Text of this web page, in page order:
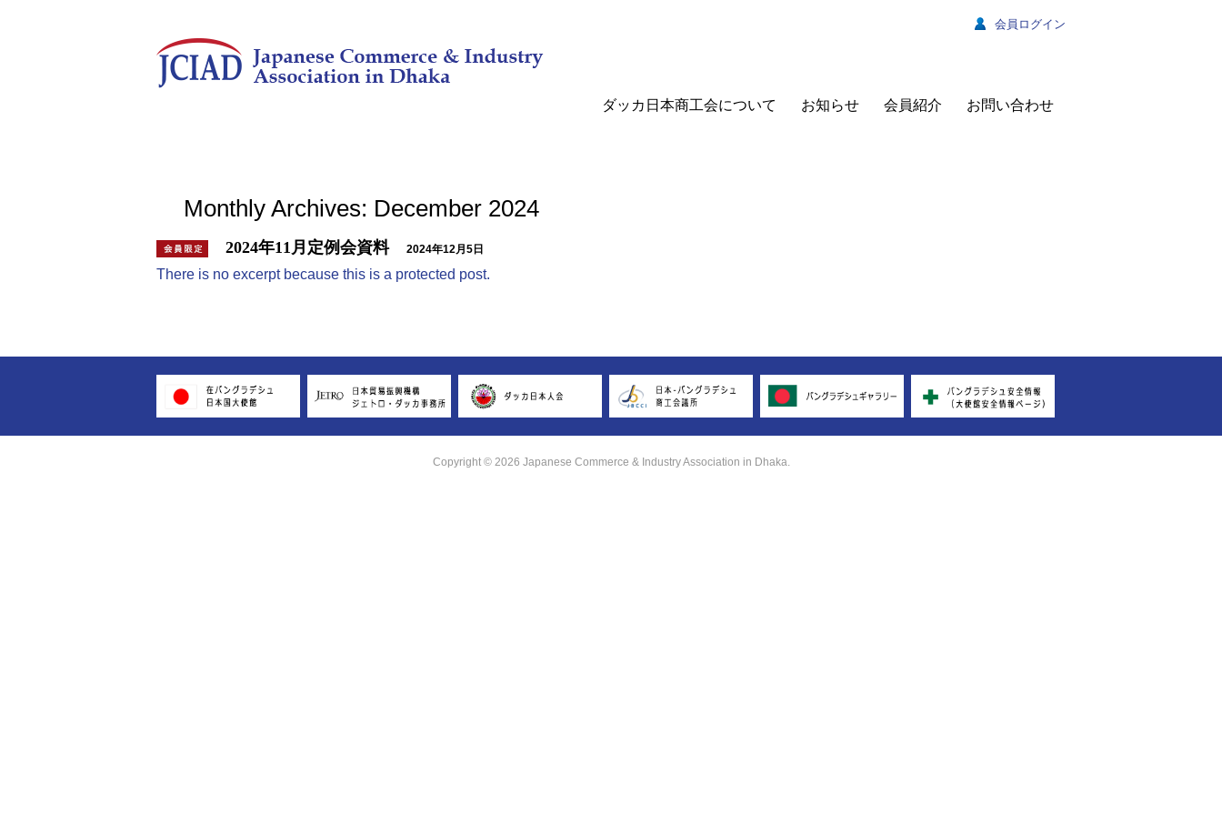
会員ログイン
ダッカ日本商工会について お知らせ 会員紹介 お問い合わせ
Monthly Archives: December 2024
2024年11月定例会資料 2024年12月5日
There is no excerpt because this is a protected post.
Copyright © 2026 Japanese Commerce & Industry Association in Dhaka.